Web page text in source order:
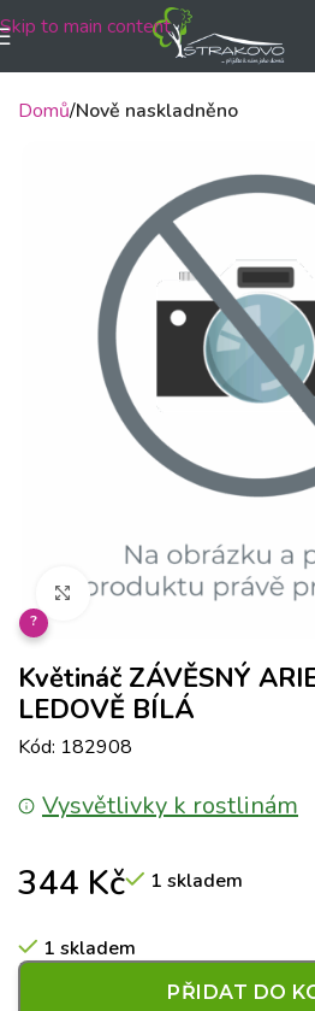
Skip to main content
Domů Nově naskladněno
Klikněte pro zvětšení
?
Květináč ZÁVĚSNÝ
LEDOVĚ BÍLÁ
Kód: 182908
Vysvětlivky k rostlinám
344 Kč 1 skladem
1 skladem
PŘIDAT DO